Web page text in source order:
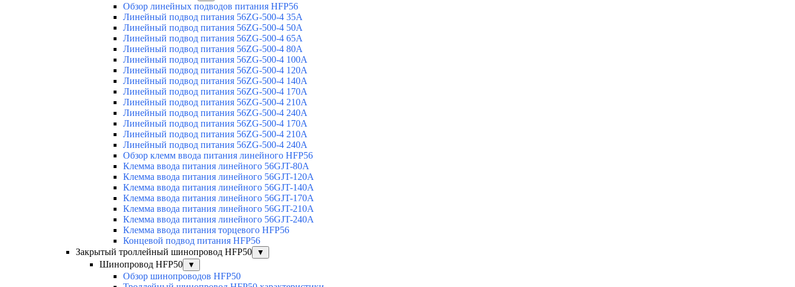
Обзор линейных подводов питания HFP56
Линейный подвод питания 56ZG-500-4 35A
Линейный подвод питания 56ZG-500-4 50A
Линейный подвод питания 56ZG-500-4 65A
Линейный подвод питания 56ZG-500-4 80A
Линейный подвод питания 56ZG-500-4 100A
Линейный подвод питания 56ZG-500-4 120A
Линейный подвод питания 56ZG-500-4 140A
Линейный подвод питания 56ZG-500-4 170A
Линейный подвод питания 56ZG-500-4 210A
Линейный подвод питания 56ZG-500-4 240A
Линейный подвод питания 56ZG-500-4 170A
Линейный подвод питания 56ZG-500-4 210A
Линейный подвод питания 56ZG-500-4 240A
Обзор клемм ввода питания линейного HFP56
Клемма ввода питания линейного 56GJT-80A
Клемма ввода питания линейного 56GJT-120A
Клемма ввода питания линейного 56GJT-140A
Клемма ввода питания линейного 56GJT-170A
Клемма ввода питания линейного 56GJT-210A
Клемма ввода питания линейного 56GJT-240A
Клемма ввода питания торцевого HFP56
Концевой подвод питания HFP56
Закрытый троллейный шинопровод HFP50
▼
Шинопровод HFP50 ▼
Обзор шинопроводов HFP50